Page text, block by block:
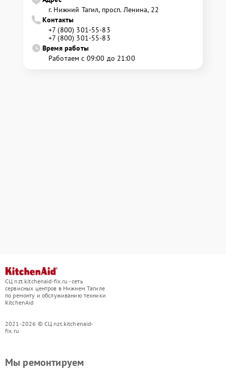
г. Нижний Тагил, просп. Ленина, 22
Контакты
+7 (800) 301-55-83
+7 (800) 301-55-83
Время работы
Работаем с 09:00 до 21:00
СЦ nzt.kitchenaid-fix.ru - сеть
сервисных центров в Нижнем Тагиле
по ремонту и обслуживанию техники
KitchenAid
2021-2026 © СЦ nzt.kitchenaid-
fix.ru
Мы ремонтируем